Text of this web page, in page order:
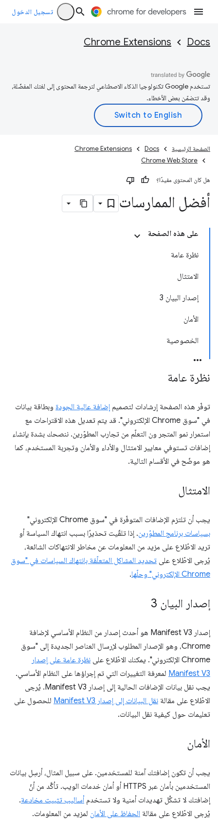
تسجيل الدخول
Docs
Chrome Extensions
تستخدم Google تكنولوجيا الذكاء الاصطناعي لترجمة المحتوى إلى لغتك المفضّلة،
وقد تتضمّن بعض الأخطاء.
الصفحة الرئيسية Docs
Chrome Extensions
Chrome Web Store
هل كان المحتوى مفيدًا؟
أفضل الممارسات
على هذه الصفحة
نظرة عامة
الامتثال
إصدار البيان 3
الأمان
الخصوصية
نظرة عامة
توفّر هذه الصفحة إرشادات لتصميم إضافة عالية الجودة وبطاقة بيانات
في "سوق Chrome الإلكتروني". قد يتم تعديل هذه الاقتراحات مع
استمرار نمو المتجر ون التعلّم من تجارب المطوّرين. ننصحك بشدة بإنشاء
إضافات تستوفي معايير الامتثال والأداء والأمان وتجربة المستخدم، كما
هو موضّح في الأقسام التالية.
الامتثال
يجب أن تلتزم الإضافات المتوفّرة في "سوق Chrome الإلكتروني"
بسياسات برنامج المطوّرين. إذا تلقّيت تحذيرًا بسبب انتهاك السياسة أو
تريد الاطّلاع على مزيد من المعلومات عن مخاطر الانتهاكات الشائعة،
يُرجى الاطّلاع على تحديد المشاكل المتعلّقة بانتهاك السياسات في "سوق
Chrome الإلكتروني" وحلّها
.
إصدار البيان 3
إصدار Manifest V3 هو أحدث إصدار من النظام الأساسي لإضافة
Chrome، وهو الإصدار المطلوب لإرسال العناصر الجديدة إلى "سوق
Chrome الإلكتروني". يمكنك الاطّلاع على
نظرة عامة على إصدار
Manifest V3 لمعرفة التغييرات التي تم إجراؤها على النظام الأساسي.
يجب نقل بيانات الإضافات الحالية إلى إصدار Manifest V3. يُرجى
الاطّلاع على مقالة نقل البيانات إلى إصدار Manifest V3
للحصول على
تعليمات حول كيفية نقل البيانات.
الأمان
يجب أن تكون إضافتك آمنة للمستخدمين. على سبيل المثال، أرسِل بيانات
المستخدمين بأمان عبر HTTPS أو أمان خدمات الويب. تأكَّد من أنّ
إضافتك لا تشكِّل تهديدات أمنية ولا تستخدم أساليب تثبيت مخادعة.
يُرجى الاطّلاع على مقالة الحفاظ على الأمان لمزيد من المعلومات.